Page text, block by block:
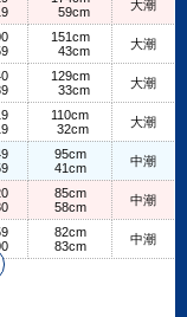
59cm
大潮
151cm
43cm
大潮
129cm
33cm
大潮
110cm
32cm
大潮
95cm
41cm
中潮
85cm
58cm
中潮
82cm
83cm
中潮